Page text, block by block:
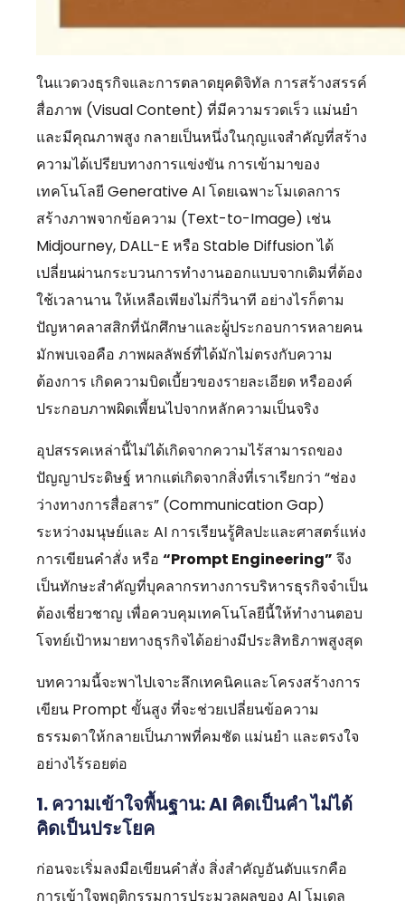
ในแวดวงธุรกิจและการตลาดยุคดิจิทัล การสร้างสรรค์
สื่อภาพ (Visual Content) ที่มีความรวดเร็ว แม่นยำ
และมีคุณภาพสูง กลายเป็นหนึ่งในกุญแจสำคัญที่สร้าง
ความได้เปรียบทางการแข่งขัน การเข้ามาของ
เทคโนโลยี Generative AI โดยเฉพาะโมเดลการ
สร้างภาพจากข้อความ (Text-to-Image) เช่น
Midjourney, DALL-E หรือ Stable Diffusion ได้
เปลี่ยนผ่านกระบวนการทำงานออกแบบจากเดิมที่ต้อง
ใช้เวลานาน ให้เหลือเพียงไม่กี่วินาที อย่างไรก็ตาม
ปัญหาคลาสสิกที่นักศึกษาและผู้ประกอบการหลายคน
มักพบเจอคือ ภาพผลลัพธ์ที่ได้มักไม่ตรงกับความ
ต้องการ เกิดความบิดเบี้ยวของรายละเอียด หรือองค์
ประกอบภาพผิดเพี้ยนไปจากหลักความเป็นจริง
อุปสรรคเหล่านี้ไม่ได้เกิดจากความไร้สามารถของ
ปัญญาประดิษฐ์ หากแต่เกิดจากสิ่งที่เราเรียกว่า “ช่อง
ว่างทางการสื่อสาร” (Communication Gap)
ระหว่างมนุษย์และ AI การเรียนรู้ศิลปะและศาสตร์แห่ง
การเขียนคำสั่ง หรือ “Prompt Engineering” จึง
เป็นทักษะสำคัญที่บุคลากรทางการบริหารธุรกิจจำเป็น
ต้องเชี่ยวชาญ เพื่อควบคุมเทคโนโลยีนี้ให้ทำงานตอบ
โจทย์เป้าหมายทางธุรกิจได้อย่างมีประสิทธิภาพสูงสุด
บทความนี้จะพาไปเจาะลึกเทคนิคและโครงสร้างการ
เขียน Prompt ขั้นสูง ที่จะช่วยเปลี่ยนข้อความ
ธรรมดาให้กลายเป็นภาพที่คมชัด แม่นยำ และตรงใจ
อย่างไร้รอยต่อ
1. ความเข้าใจพื้นฐาน: AI คิดเป็นคำ ไม่ได้
คิดเป็นประโยค
ก่อนจะเริ่มลงมือเขียนคำสั่ง สิ่งสำคัญอันดับแรกคือ
การเข้าใจพฤติกรรมการประมวลผลของ AI โมเดล